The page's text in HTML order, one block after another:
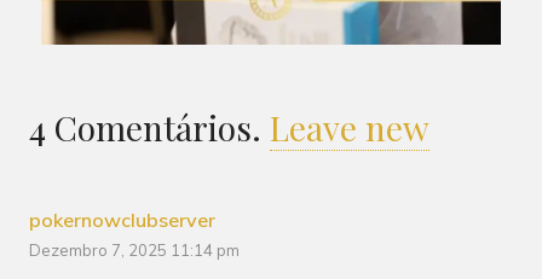
4 Comentários. Leave new
pokernowclubserver
Dezembro 7, 2025 11:14 pm